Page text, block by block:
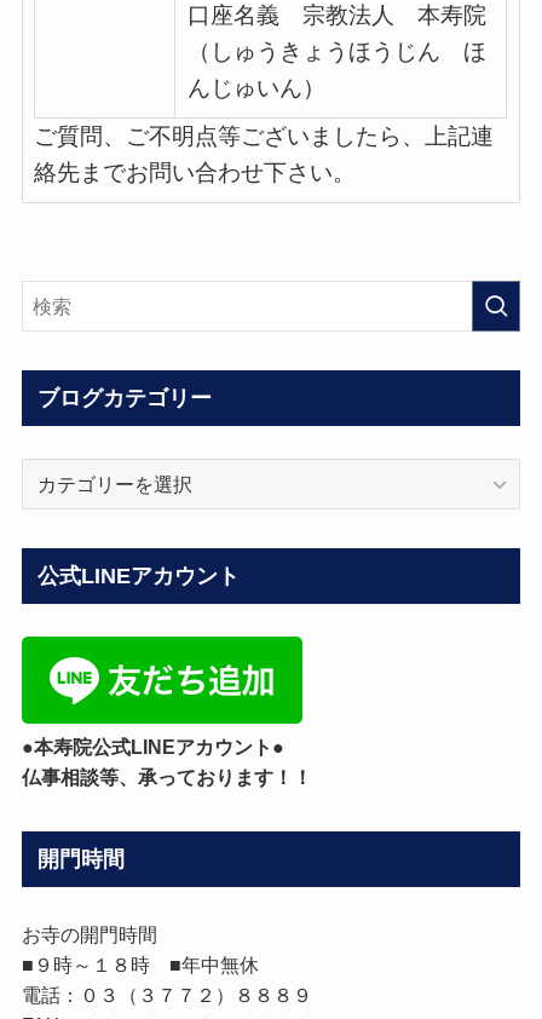
口座名義 宗教法人 本寿院
（しゅうきょうほうじん ほ
んじゅいん）
ご質問、ご不明点等ございましたら、上記連
絡先までお問い合わせ下さい。
ブログカテゴリー
公式LINEアカウント
●本寿院公式LINEアカウント●
仏事相談等、承っております！！
開門時間
お寺の開門時間
■９時～１８時 ■年中無休
電話：０３（３７７２）８８８９